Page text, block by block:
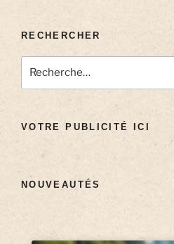
RECHERCHER
VOTRE PUBLICITÉ ICI
NOUVEAUTÉS